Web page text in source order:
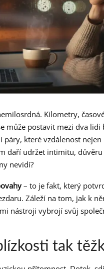
Kilometry,
může postavit mezi dva lidi
páry, které vzdálenost
daří udržet intimitu,
nevidí?
– to je fakt, který
Záleží na tom, jak k
nástroji vybrojí svůj
tak